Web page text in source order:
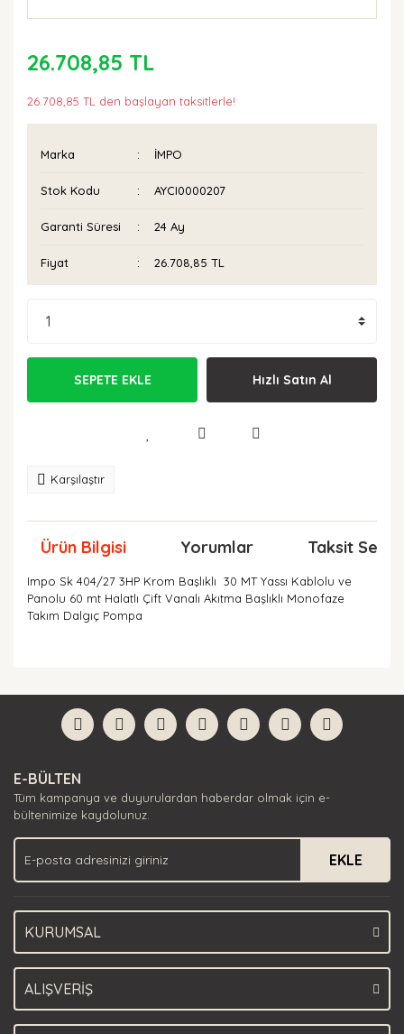
26.708,85 TL
26.708,85 TL den başlayan taksitlerle!
Marka İMPO
Stok Kodu AYCI0000207
Garanti Süresi 24 Ay
Fiyat 26.708,85 TL
SEPETE EKLE Hızlı Satın Al
Karşılaştır
Ürün Bilgisi Yorumlar Taksit
Impo Sk 404/27 3HP Krom Başlıklı 30 MT Yassı Kablolu ve
Panolu 60 mt Halatlı Çift Vanalı Akıtma Başlıklı Monofaze
Takım Dalgıç Pompa
Yorum Yaz
formunu kullanarak tarafımıza iletebilirsiniz.
Görüş ve önerileriniz için teşekkür ederiz.
Ürün açıklamasında eksik bilgiler bulunuyor.
Ürün bilgilerinde hatalar bulunuyor.
Ürün fiyatı diğer sitelerden daha pahalı.
Bu ürüne benzer farklı alternatifler olmalı.
E-BÜLTEN
Tüm kampanya ve duyurulardan haberdar olmak için e-
bültenimize kaydolunuz.
EKLE
KURUMSAL
ALIŞVERİŞ